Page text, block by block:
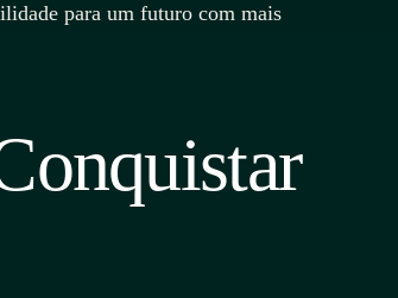
para um futuro com mais